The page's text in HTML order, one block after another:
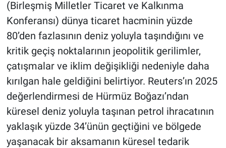
(Birleşmiş Milletler Ticaret ve Kalkınma
Konferansı) dünya ticaret hacminin yüzde
80’den fazlasının deniz yoluyla taşındığını ve
kritik geçiş noktalarının jeopolitik gerilimler,
çatışmalar ve iklim değişikliği nedeniyle daha
kırılgan hale geldiğini belirtiyor. Reuters’ın 2025
değerlendirmesi de Hürmüz Boğazı’ndan
küresel deniz yoluyla taşınan petrol ihracatının
yaklaşık yüzde 34’ünün geçtiğini ve bölgede
yaşanacak bir aksamanın küresel tedarik